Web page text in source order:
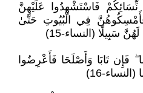
نِّسَائِكُمْ فَاسْتَشْهِدُوا عَلَيْهِنَّ
فِي الْبُيُوتِ حَتَّىٰ
سَبِيلًا (النساء-15)
فَإِن تَابَا وَأَصْلَحَا فَأَعْرِضُوا
16)